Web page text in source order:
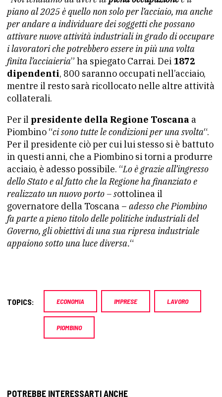
piano al 2025 è quello non solo per l’acciaio, ma anche
per andare a individuare dei soggetti che possano
attivare nuove attività industriali in grado di occupare
i lavoratori che potrebbero essere in più una volta
finita l’acciaieria” ha spiegato Carrai. Dei 1872
dipendenti, 800 saranno occupati nell’acciaio,
mentre il resto sarà ricollocato nelle altre attività
collaterali.
Per il presidente della Regione Toscana a
Piombino “ci sono tutte le condizioni per una svolta“.
Per il presidente ciò per cui lui stesso si è battuto
in questi anni, che a Piombino si torni a produrre
acciaio, è adesso possibile. “Lo è grazie all’ingresso
dello Stato e al fatto che la Regione ha finanziato e
realizzato un nuovo porto – sottolinea il
governatore della Toscana – adesso che Piombino
fa parte a pieno titolo delle politiche industriali del
Governo, gli obiettivi di una sua ripresa industriale
appaiono sotto una luce diversa.“
TOPICS: ECONOMIA IMPRESE LAVORO
PIOMBINO
POTREBBE INTERESSARTI ANCHE